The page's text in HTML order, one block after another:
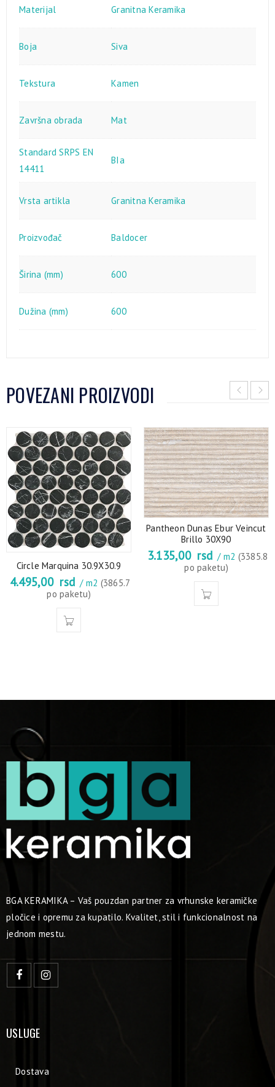
Materijal Granitna Keramika
Boja Siva
Tekstura Kamen
Završna obrada Mat
Standard SRPS EN
14411
BIa
Vrsta artikla Granitna Keramika
Proizvođač Baldocer
Širina (mm) 600
Dužina (mm) 600
POVEZANI PROIZVODI
Circle Marquina 30.9X30.9
4.495,00 rsd / m2 (3865.7
po paketu)
Pantheon Dunas Ebur Veincut
Brillo 30X90
3.135,00 rsd / m2 (3385.8
po paketu)
BGA KERAMIKA – Vaš pouzdan partner za vrhunske keramičke
pločice i opremu za kupatilo. Kvalitet, stil i funkcionalnost na
jednom mestu.
USLUGE
Dostava